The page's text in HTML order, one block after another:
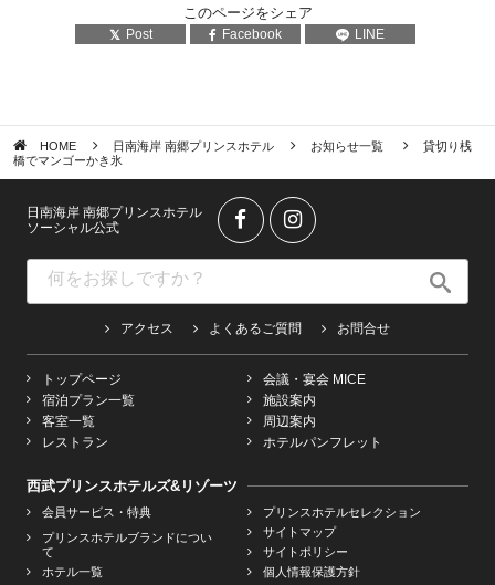
このページをシェア
Post Facebook LINE
HOME 日南海岸 南郷プリンスホテル お知らせ一覧
貸切り桟
橋でマンゴーかき氷
日南海岸 南郷プリンスホテル
ソーシャル公式
アクセス よくあるご質問 お問合せ
トップページ
宿泊プラン一覧
客室一覧
レストラン
会議・宴会 MICE
施設案内
周辺案内
ホテルパンフレット
西武プリンスホテルズ&リゾーツ
会員サービス・特典
プリンスホテルブランドについ
て
ホテル一覧
プリンスホテルセレクション
サイトマップ
サイトポリシー
個人情報保護方針